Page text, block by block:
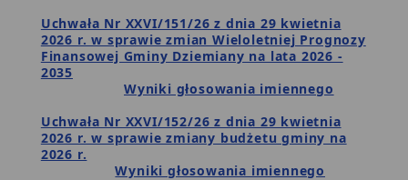
Uchwała Nr XXVI/151/26 z dnia 29 kwietnia
2026 r. w sprawie zmian Wieloletniej Prognozy
Finansowej Gminy Dziemiany na lata 2026 -
2035
Wyniki głosowania imiennego
Uchwała Nr XXVI/152/26 z dnia 29 kwietnia
2026 r. w sprawie zmiany budżetu gminy na
2026 r.
Wyniki głosowania imiennego